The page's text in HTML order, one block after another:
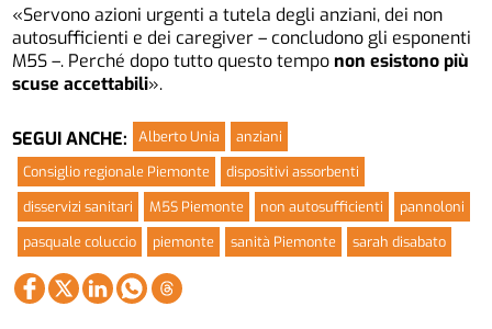
«Servono azioni urgenti a tutela degli anziani, dei non
autosufficienti e dei caregiver – concludono gli esponenti
M5S –. Perché dopo tutto questo temponon esistono più
scuse accettabili».
SEGUI ANCHE: Alberto Unia
anziani
Consiglio regionale Piemonte
dispositivi assorbenti
disservizi sanitari
M5S Piemonte non autosufficienti
pannoloni
pasquale coluccio
piemonte sanità Piemonte sarah disabato